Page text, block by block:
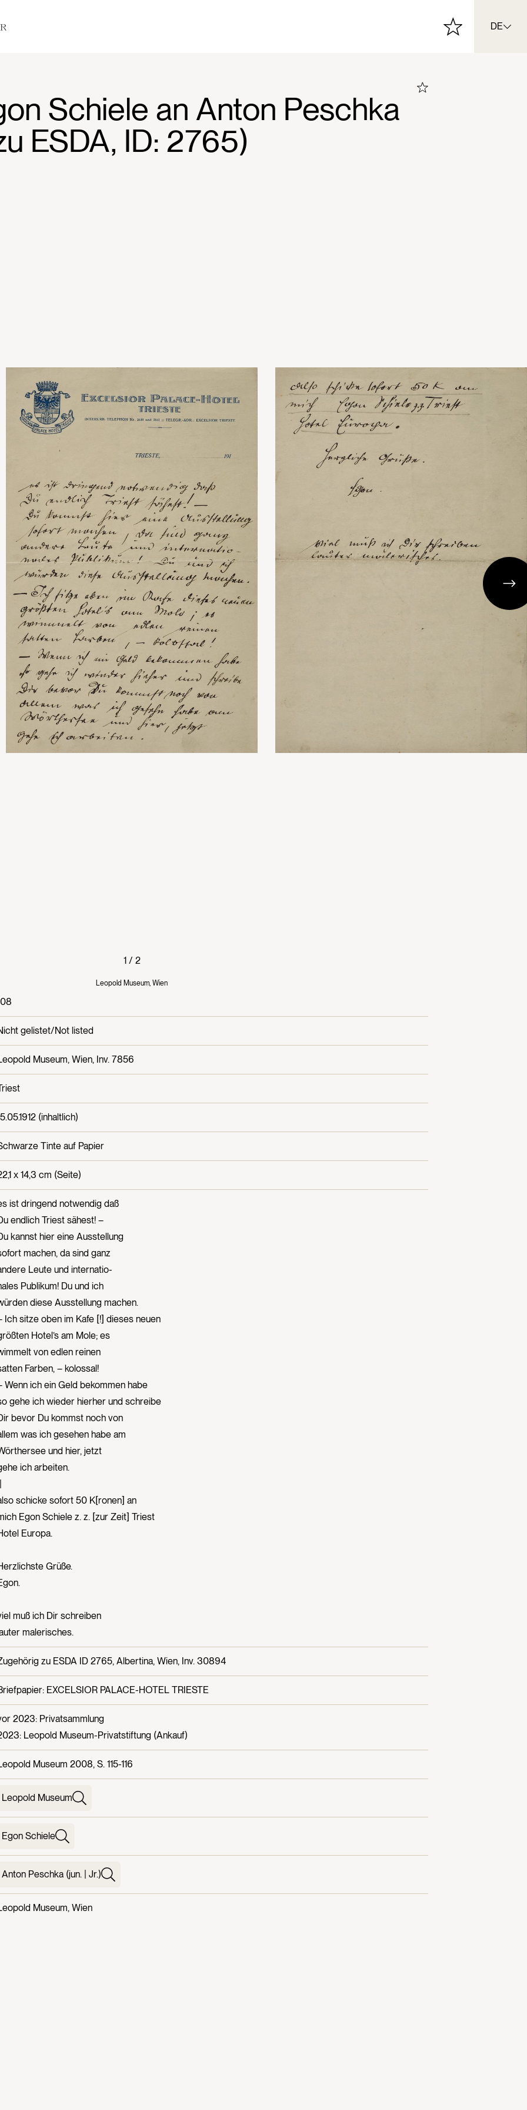
DE
Schiele an Anton Peschka
ESDA, ID: 2765)
1 / 2
Leopold Museum, Wien
gelistet/Not listed
Museum, Wien, Inv. 7856
(inhaltlich)
Tinte auf Papier
x 14,3 cm (Seite)
ist dringend notwendig daß
endlich Triest sähest! –
kannst hier eine Ausstellung
machen, da sind ganz
Leute und internatio-
Publikum! Du und ich
diese Ausstellung machen.
Ich sitze oben im Kafe [!] dieses neuen
Hotel’s am Mole; es
von edlen reinen
Farben, – kolossal!
Wenn ich ein Geld bekommen habe
gehe ich wieder hierher und schreibe
bevor Du kommst noch von
was ich gesehen habe am
und hier, jetzt
ich arbeiten.
schicke sofort 50 K[ronen] an
Egon Schiele z. z. [zur Zeit] Triest
Europa.
Grüße.
muß ich Dir schreiben
malerisches.
zu ESDA ID 2765, Albertina, Wien, Inv. 30894
EXCELSIOR PALACE-HOTEL TRIESTE
2023: Privatsammlung
Leopold Museum-Privatstiftung (Ankauf)
Museum 2008, S. 115-116
Leopold Museum
Egon Schiele
Anton Peschka (jun. | Jr.)
Museum, Wien